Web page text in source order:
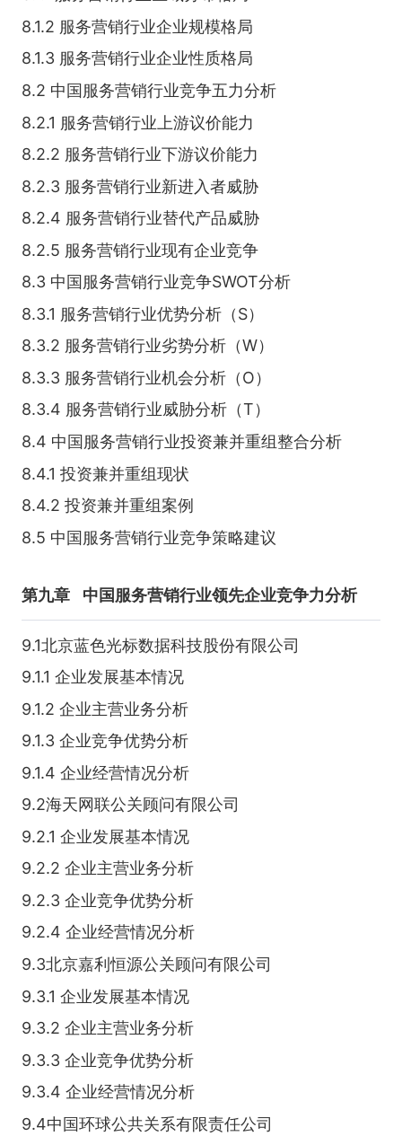
8.1.2 服务营销行业企业规模格局
8.1.3 服务营销行业企业性质格局
8.2 中国服务营销行业竞争五力分析
8.2.1 服务营销行业上游议价能力
8.2.2 服务营销行业下游议价能力
8.2.3 服务营销行业新进入者威胁
8.2.4 服务营销行业替代产品威胁
8.2.5 服务营销行业现有企业竞争
8.3 中国服务营销行业竞争SWOT分析
8.3.1 服务营销行业优势分析（S）
8.3.2 服务营销行业劣势分析（W）
8.3.3 服务营销行业机会分析（O）
8.3.4 服务营销行业威胁分析（T）
8.4 中国服务营销行业投资兼并重组整合分析
8.4.1 投资兼并重组现状
8.4.2 投资兼并重组案例
8.5 中国服务营销行业竞争策略建议
第九章 中国服务营销行业领先企业竞争力分析
9.1北京蓝色光标数据科技股份有限公司
9.1.1 企业发展基本情况
9.1.2 企业主营业务分析
9.1.3 企业竞争优势分析
9.1.4 企业经营情况分析
9.2海天网联公关顾问有限公司
9.2.1 企业发展基本情况
9.2.2 企业主营业务分析
9.2.3 企业竞争优势分析
9.2.4 企业经营情况分析
9.3北京嘉利恒源公关顾问有限公司
9.3.1 企业发展基本情况
9.3.2 企业主营业务分析
9.3.3 企业竞争优势分析
9.3.4 企业经营情况分析
9.4中国环球公共关系有限责任公司